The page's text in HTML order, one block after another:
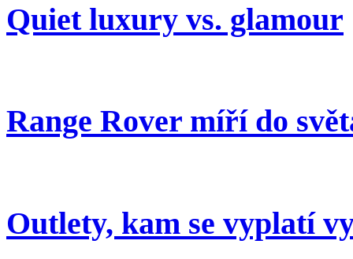
Quiet luxury vs. glamour
Range Rover míří do
Outlety, kam se vyplatí